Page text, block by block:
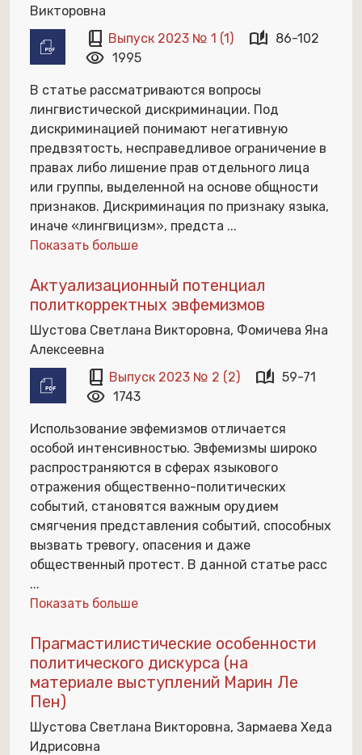
Викторовна
book_2 Выпуск 2023 № 1 (1) auto_stories 86-102
visibility 1995
В статье рассматриваются вопросы
лингвистической дискриминации. Под
дискриминацией понимают негативную
предвзятость, несправедливое ограничение в
правах либо лишение прав отдельного лица
или группы, выделенной на основе общности
признаков. Дискриминация по признаку языка,
иначе «лингвицизм», предста ...
Показать больше
Актуализационный потенциал
политкорректных эвфемизмов
Шустова Светлана Викторовна, Фомичева Яна
Алексеевна
book_2 Выпуск 2023 № 2 (2) auto_stories 59-71
visibility 1743
Использование эвфемизмов отличается
особой интенсивностью. Эвфемизмы широко
распространяются в сферах языкового
отражения общественно-политических
событий, становятся важным орудием
смягчения представления событий, способных
вызвать тревогу, опасения и даже
общественный протест. В данной статье расс
...
Показать больше
Прагмастилистические особенности
политического дискурса (на
материале выступлений Марин Ле
Пен)
Шустова Светлана Викторовна, Зармаева Хеда
Идрисовна